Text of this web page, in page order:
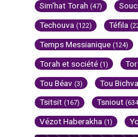
Sim'hat Torah (47)
Techouva (122) Téfila
Temps Messianique (124)
Torah et société (1)
Tou Béav (3) Tou
Tsitsit (167) Tsniout
Vézot Haberakha (1)